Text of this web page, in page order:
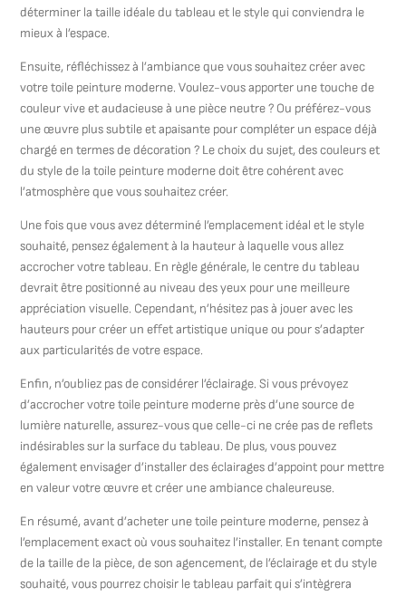
déterminer la taille idéale du tableau et le style qui conviendra le
mieux à l’espace.
Ensuite, réfléchissez à l’ambiance que vous souhaitez créer avec
votre toile peinture moderne. Voulez-vous apporter une touche de
couleur vive et audacieuse à une pièce neutre ? Ou préférez-vous
une œuvre plus subtile et apaisante pour compléter un espace déjà
chargé en termes de décoration ? Le choix du sujet, des couleurs et
du style de la toile peinture moderne doit être cohérent avec
l’atmosphère que vous souhaitez créer.
Une fois que vous avez déterminé l’emplacement idéal et le style
souhaité, pensez également à la hauteur à laquelle vous allez
accrocher votre tableau. En règle générale, le centre du tableau
devrait être positionné au niveau des yeux pour une meilleure
appréciation visuelle. Cependant, n’hésitez pas à jouer avec les
hauteurs pour créer un effet artistique unique ou pour s’adapter
aux particularités de votre espace.
Enfin, n’oubliez pas de considérer l’éclairage. Si vous prévoyez
d’accrocher votre toile peinture moderne près d’une source de
lumière naturelle, assurez-vous que celle-ci ne crée pas de reflets
indésirables sur la surface du tableau. De plus, vous pouvez
également envisager d’installer des éclairages d’appoint pour mettre
en valeur votre œuvre et créer une ambiance chaleureuse.
En résumé, avant d’acheter une toile peinture moderne, pensez à
l’emplacement exact où vous souhaitez l’installer. En tenant compte
de la taille de la pièce, de son agencement, de l’éclairage et du style
souhaité, vous pourrez choisir le tableau parfait qui s’intègrera